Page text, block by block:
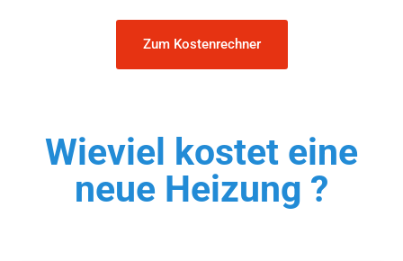
Zum Kostenrechner
Wieviel kostet eine
neue Heizung ?